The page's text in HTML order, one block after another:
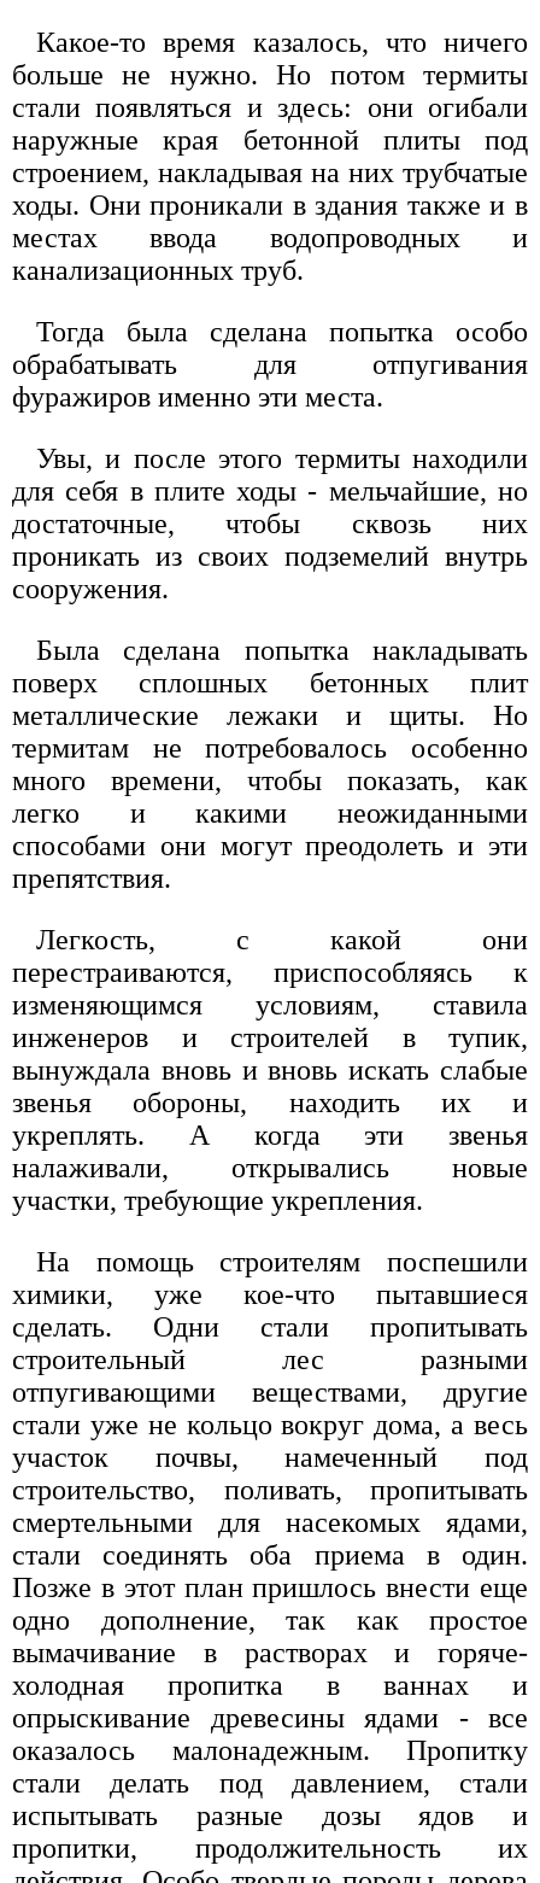
Какое-то время казалось, что ничего
больше не нужно. Но потом термиты
стали появляться и здесь: они огибали
наружные края бетонной плиты под
строением, накладывая на них трубчатые
ходы. Они проникали в здания также и в
местах ввода водопроводных и
канализационных труб.
Тогда была сделана попытка особо
обрабатывать для отпугивания
фуражиров именно эти места.
Увы, и после этого термиты находили
для себя в плите ходы - мельчайшие, но
достаточные, чтобы сквозь них
проникать из своих подземелий внутрь
сооружения.
Была сделана попытка накладывать
поверх сплошных бетонных плит
металлические лежаки и щиты. Но
термитам не потребовалось особенно
много времени, чтобы показать, как
легко и какими неожиданными
способами они могут преодолеть и эти
препятствия.
Легкость, с какой они
перестраиваются, приспособляясь к
изменяющимся условиям, ставила
инженеров и строителей в тупик,
вынуждала вновь и вновь искать слабые
звенья обороны, находить их и
укреплять. А когда эти звенья
налаживали, открывались новые
участки, требующие укрепления.
На помощь строителям поспешили
химики, уже кое-что пытавшиеся
сделать. Одни стали пропитывать
строительный лес разными
отпугивающими веществами, другие
стали уже не кольцо вокруг дома, а весь
участок почвы, намеченный под
строительство, поливать, пропитывать
смертельными для насекомых ядами,
стали соединять оба приема в один.
Позже в этот план пришлось внести еще
одно дополнение, так как простое
вымачивание в растворах и горяче-
холодная пропитка в ваннах и
опрыскивание древесины ядами - все
оказалось малонадежным. Пропитку
стали делать под давлением, стали
испытывать разные дозы ядов и
пропитки, продолжительность их